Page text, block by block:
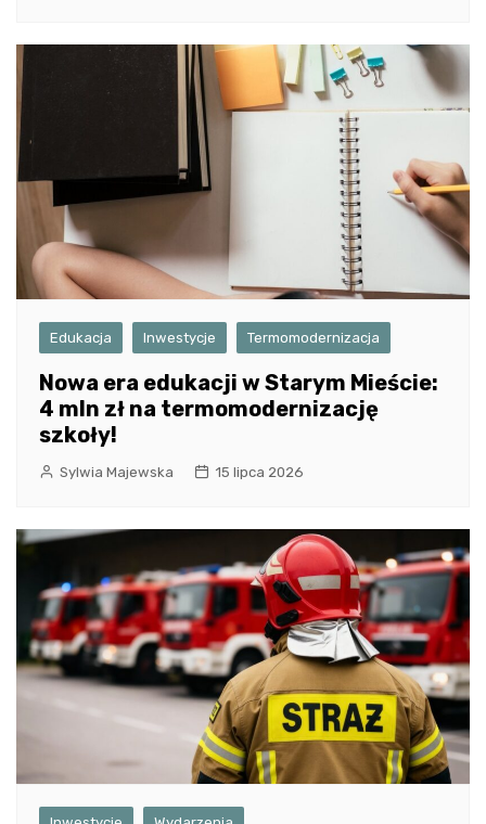
Edukacja Inwestycje Termomodernizacja
Nowa era edukacji w Starym Mieście:
4 mln zł na termomodernizację
szkoły!
Sylwia Majewska 15 lipca 2026